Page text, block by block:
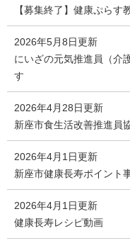
【募集終了】健康ぷら
2026年5月8日更新
にいざの元気推進員（介
す
2026年4月28日更新
新座市食生活改善推進員
2026年4月1日更新
新座市健康長寿ポイント
2026年4月1日更新
健康長寿レシピ動画